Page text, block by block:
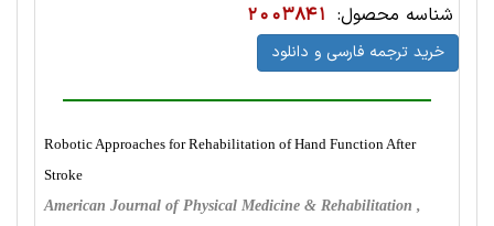
شناسه محصول: 2003841
خرید ترجمه فارسی و دانلود
Robotic Approaches for Rehabilitation of Hand Function After
Stroke
American Journal of Physical Medicine & Rehabilitation ,